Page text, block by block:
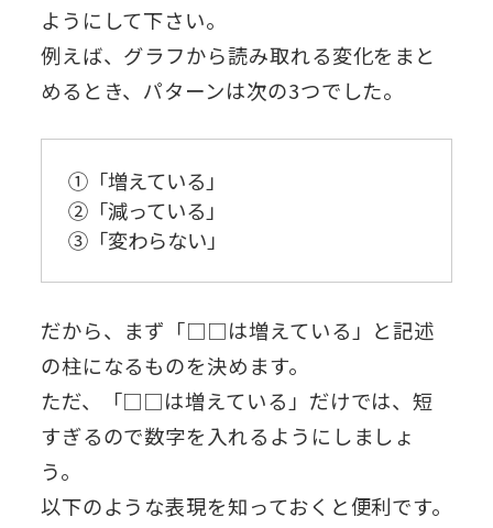
ようにして下さい。
例えば、グラフから読み取れる変化をまと
めるとき、パターンは次の3つでした。
①「増えている」
②「減っている」
③「変わらない」
だから、まず「□□は増えている」と記述
の柱になるものを決めます。
ただ、「□□は増えている」だけでは、短
すぎるので数字を入れるようにしましょ
う。
以下のような表現を知っておくと便利です。